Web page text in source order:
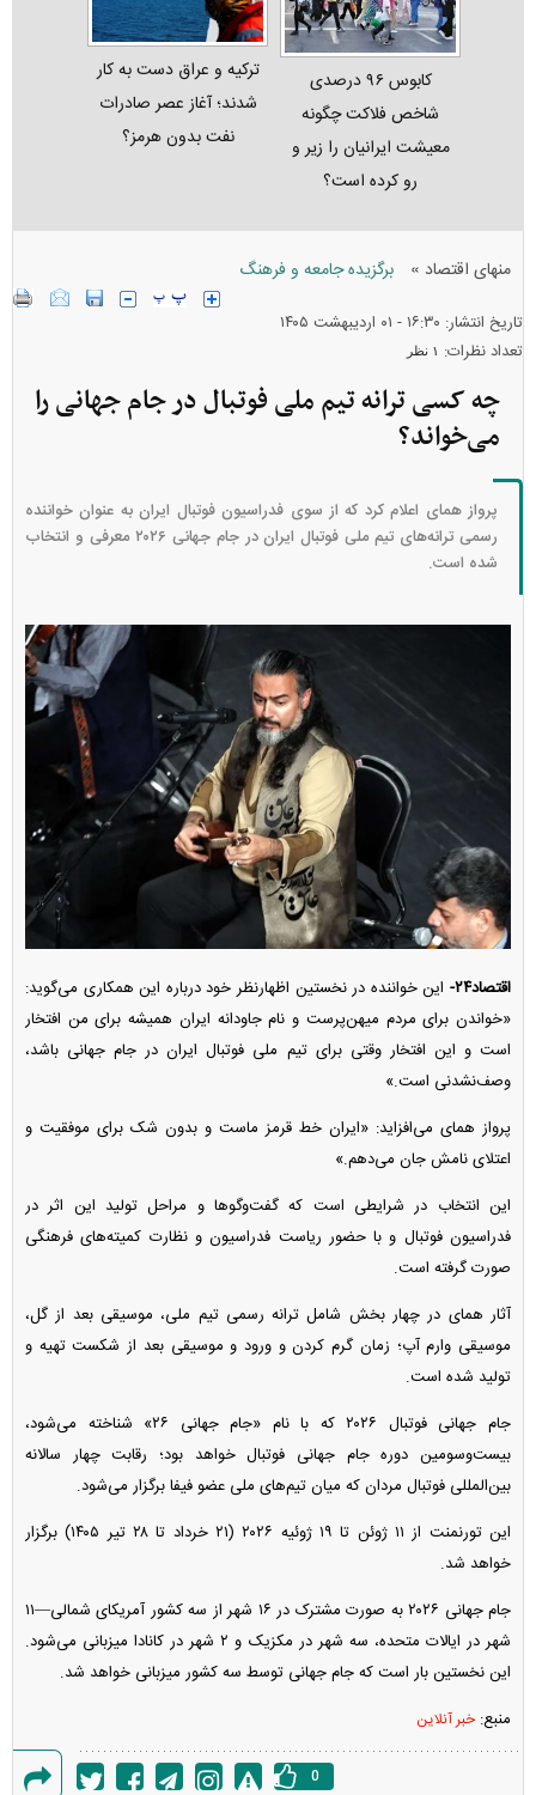
کابوس ۹۶ درصدی
شاخص فلاکت چگونه
معیشت ایرانیان را زیر و
رو کرده است؟
ترکیه و عراق دست به کار
شدند؛ آغاز عصر صادرات
نفت بدون هرمز؟
منهای اقتصاد » برگزیده جامعه و فرهنگ
تاریخ انتشار: ۱۶:۳۰ - ۰۱ ارديبهشت ۱۴۰۵
تعداد نظرات: ۱ نظر
چه کسی ترانه تیم ملی فوتبال در جام جهانی را
می‌خواند؟
پرواز همای اعلام کرد که از سوی فدراسیون فوتبال ایران به عنوان خواننده
رسمی ترانه‌های تیم ملی فوتبال ایران در جام جهانی ۲۰۲۶ معرفی و انتخاب
شده است.
اقتصاد۲۴-
این خواننده در نخستین اظهارنظر خود درباره این همکاری می‌گوید:
«خواندن برای مردم میهن‌پرست و نام جاودانه ایران همیشه برای من افتخار
است و این افتخار وقتی برای تیم ملی فوتبال ایران در جام جهانی باشد،
وصف‌نشدنی است.»
پرواز همای می‌افزاید: «ایران خط قرمز ماست و بدون شک برای موفقیت و
اعتلای نامش جان می‌دهم.»
این انتخاب در شرایطی است که گفت‌و‌گو‌ها و مراحل تولید این اثر در
فدراسیون فوتبال و با حضور ریاست فدراسیون و نظارت کمیته‌های فرهنگی
صورت گرفته است.
آثار همای در چهار بخش شامل ترانه رسمی تیم ملی، موسیقی بعد از گل،
موسیقی وارم آپ؛ زمان گرم کردن و ورود و موسیقی بعد از شکست تهیه و
تولید شده است.
جام جهانی فوتبال ۲۰۲۶ که با نام «جام جهانی ۲۶» شناخته می‌شود،
بیست‌وسومین دوره جام جهانی فوتبال خواهد بود؛ رقابت چهار سالانه
بین‌المللی فوتبال مردان که میان تیم‌های ملی عضو فیفا برگزار می‌شود.
این تورنمنت از ۱۱ ژوئن تا ۱۹ ژوئیه ۲۰۲۶ (۲۱ خرداد تا ۲۸ تیر ۱۴۰۵) برگزار
خواهد شد.
جام جهانی ۲۰۲۶ به صورت مشترک در ۱۶ شهر از سه کشور آمریکای شمالی—۱۱
شهر در ایالات متحده، سه شهر در مکزیک و ۲ شهر در کانادا میزبانی می‌شود.
این نخستین بار است که جام جهانی توسط سه کشور میزبانی خواهد شد.
منبع: خبر آنلاین
0